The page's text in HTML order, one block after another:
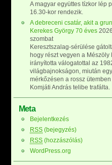
A magyar együttes tízkor lép
16.30-kor rendezik.
A debreceni csatár, akit a
Kerekes György 70 éves
szombat
Keresztszalag-sérülése
hogy részt vegyen a Mészöly
irányította válogatottal az
világbajnokságon, miután
mérkőzésen a rossz
Komjáti András telibe trafálta.
Meta
Bejelentkezés
RSS (bejegyzés)
RSS (hozzászólás)
WordPress.org